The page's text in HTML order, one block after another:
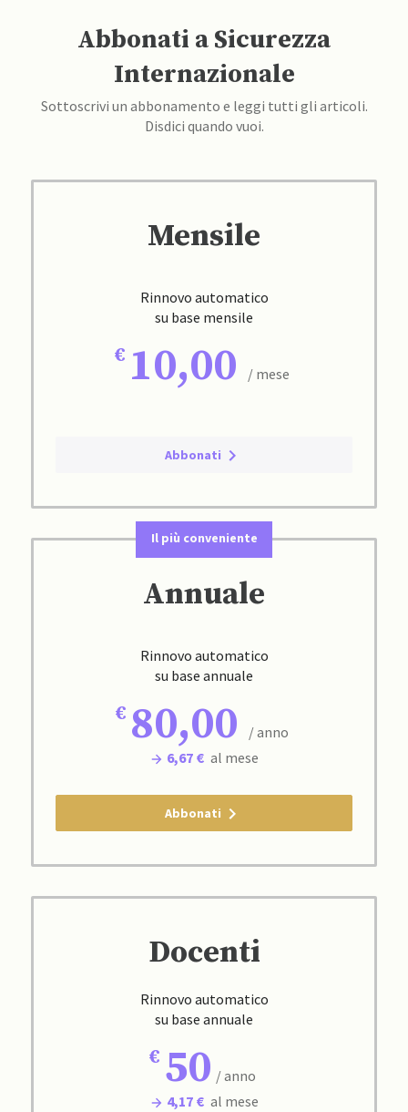
Abbonati a Sicurezza
Internazionale
Sottoscrivi un abbonamento e leggi tutti gli articoli.
Disdici quando vuoi.
Mensile
Rinnovo automatico
su base mensile
10,00 / mese
Abbonati
Il più conveniente
Annuale
Rinnovo automatico
su base annuale
80,00
/ anno
6,67 € al mese
Abbonati
Docenti
Rinnovo automatico
su base annuale
50 / anno
4,17 € al mese